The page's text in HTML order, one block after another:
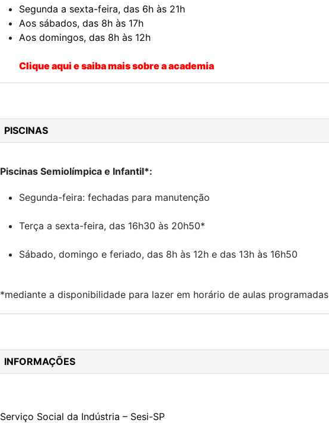
Segunda a sexta-feira, das 6h às 21h
Aos sábados, das 8h às 17h
Aos domingos, das 8h às 12h
Clique aqui e saiba mais sobre a academia
PISCINAS
Piscinas Semiolímpica e Infantil*:
Segunda-feira: fechadas para manutenção
Terça a sexta-feira, das 16h30 às 20h50*
Sábado, domingo e feriado, das 8h às 12h e das 13h às 16h50
*mediante a disponibilidade para lazer em horário de aulas programadas
INFORMAÇÕES
Serviço Social da Indústria – Sesi-SP